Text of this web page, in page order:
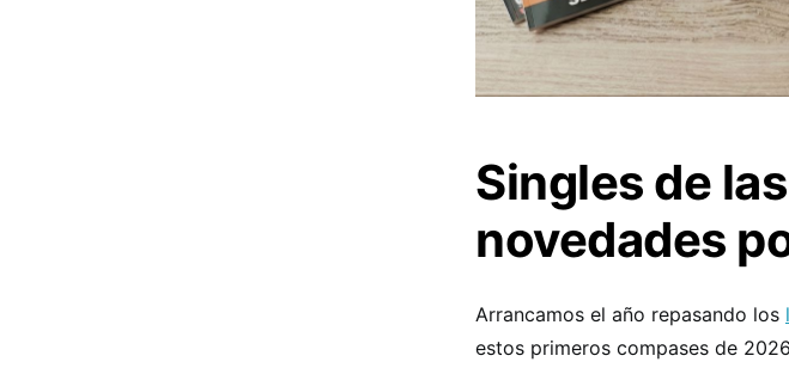
Singles de
novedades
Arrancamos el año repasando los
estos primeros compases de